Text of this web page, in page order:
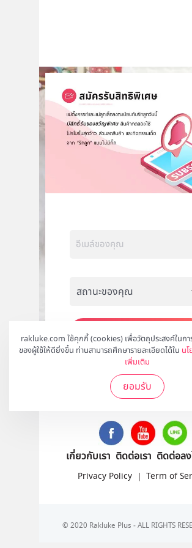
rakluke.com ใช้คุกกี้ (cookies) เพื่อวัตถุประสงค์ในก
ของผู้ใช้ให้ดียิ่งขึ้น ท่านสามารถศึกษารายละเอียดได้ใน น
เพิ่มเติม
ยอมรับ
สมัคร
ติดตามเราได้ที่
เกี่ยวกับเรา ติดต่อเรา ติดต่อล
Privacy Policy | Term of
© 2020 Rakluke Plus - ALL RIGHTS